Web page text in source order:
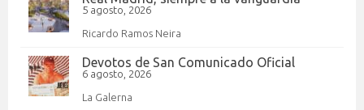
5 agosto, 2026
Ricardo Ramos Neira
Devotos de San Comunicado Oficial
6 agosto, 2026
La Galerna